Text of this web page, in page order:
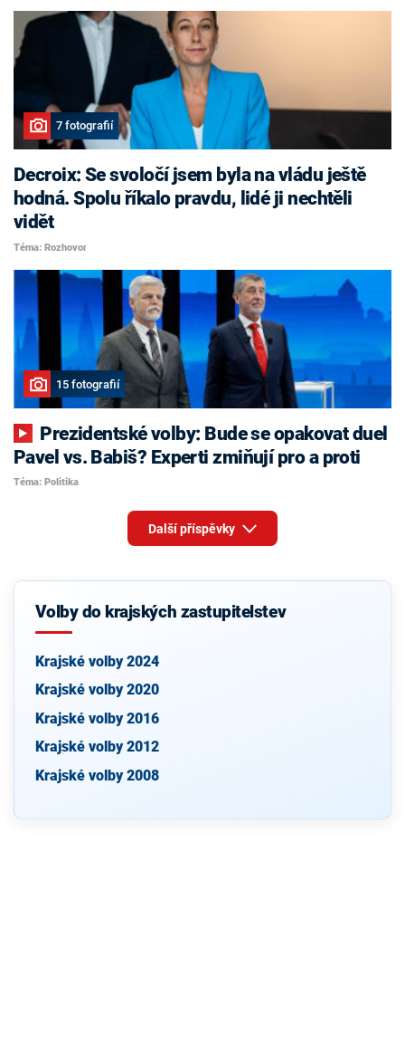
7 fotografií
Decroix: Se svoločí jsem byla na vládu ještě
hodná. Spolu říkalo pravdu, lidé ji nechtěli
vidět
Téma: Rozhovor
15 fotografií
Pavel vs. Babiš? Experti zmiňují pro a proti
Téma: Politika
Další příspěvky
Volby do krajských zastupitelstev
Krajské volby 2024
Krajské volby 2020
Krajské volby 2016
Krajské volby 2012
Krajské volby 2008